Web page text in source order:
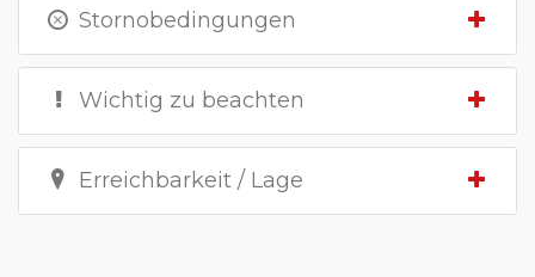
Stornobedingungen
Wichtig zu beachten
Erreichbarkeit / Lage